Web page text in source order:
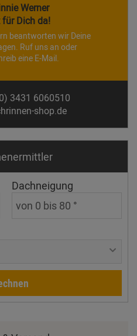
Werner
für Dich da!
beantworten wir Deine
Ruf uns an oder
eine E-Mail.
3431 6060510
shop.de
Dachneigung